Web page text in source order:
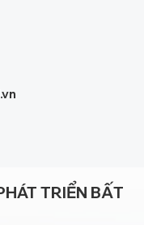
TRIỂN BẤT